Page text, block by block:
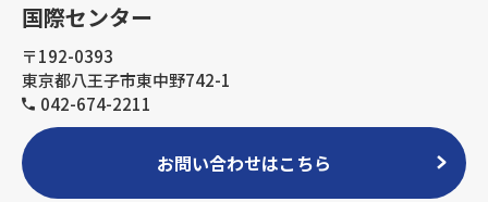
国際センター
〒192-0393
東京都八王子市東中野742-1
042-674-2211
お問い合わせはこちら